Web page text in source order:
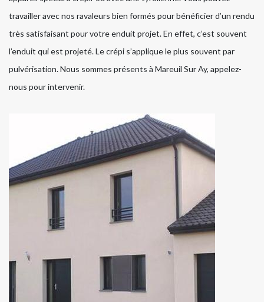
travailler avec nos ravaleurs bien formés pour bénéficier d’un rendu
très satisfaisant pour votre enduit projet. En effet, c’est souvent
l’enduit qui est projeté. Le crépi s’applique le plus souvent par
pulvérisation. Nous sommes présents à Mareuil Sur Ay, appelez-
nous pour intervenir.